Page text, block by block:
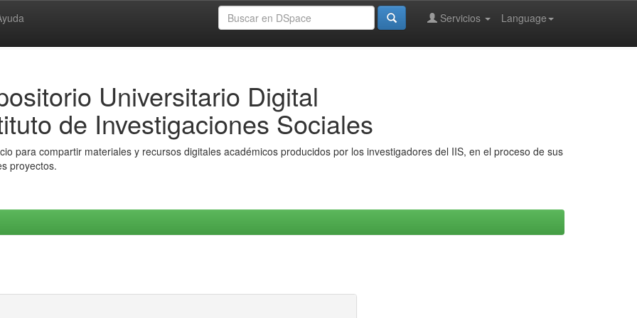
Language
Servicios
Universitario Digital
de Investigaciones Sociales
para compartir materiales y recursos digitales académicos producidos por los investigadores del IIS, en el proceso de sus
proyectos.